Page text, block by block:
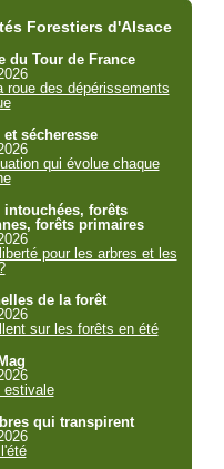
Forestiers d'Alsace
du Tour de France
roue des dépérissements
et sécheresse
qui évolue chaque
intouchées, forêts
forêts primaires
pour les arbres et les
de la forêt
sur les forêts en été
estivale
qui transpirent